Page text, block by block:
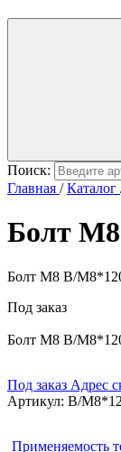
Поиск:
Главная /Каталог
Болт M8
Болт M8 B/
Под заказ
Болт M8 B/
Под заказ Адрес
Артикул: B/
Применяемость